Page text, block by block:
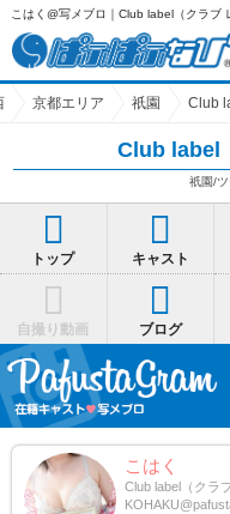
Club label（クラブ レーベル）(ぱふぱ
京都エリア 祇園 Club
Club label
祇園/
トップ キャスト
自撮り動画 ブログ
こはく
Club label（クラ